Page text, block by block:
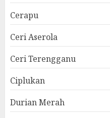
Cerapu
Ceri Aserola
Ceri Terengganu
Ciplukan
Durian Merah